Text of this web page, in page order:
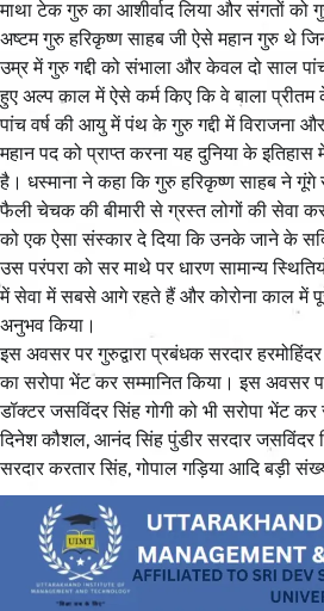
माथा टेक गुरु का आशीर्वाद लिया और संगतों को
अष्टम गुरु हरिकृष्ण साहब जी ऐसे महान गुरु थे
उम्र में गुरु गद्दी को संभाला और केवल दो साल पांच
हुए अल्प काल में ऐसे कर्म किए कि वे बाला
पांच वर्ष की आयु में पंथ के गुरु गद्दी में विराजना
महान पद को प्राप्त करना यह दुनिया के
है। धस्माना ने कहा कि गुरु हरिकृष्ण साहब ने गूंगे
फैली चेचक की बीमारी से ग्रस्त लोगों की सेवा
को एक ऐसा संस्कार दे दिया कि उनके जाने के
उस परंपरा को सर माथे पर धारण सामान्य
में सेवा में सबसे आगे रहते हैं और कोरोना काल में
अनुभव किया।
इस अवसर पर गुरुद्वारा प्रबंधक सरदार
का सरोपा भेंट कर सम्मानित किया। इस अवसर
डॉक्टर जसविंदर सिंह गोगी को भी सरोपा भेंट
दिनेश कौशल, आनंद सिंह पुंडीर सरदार जसविंदर
सरदार करतार सिंह, गोपाल गड़िया आदि बड़ी